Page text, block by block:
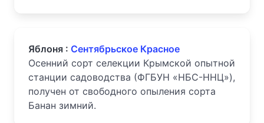
Яблоня : Сентябрьское Красное
Осенний сорт селекции Крымской опытной
станции садоводства (ФГБУН «НБС-ННЦ»),
получен от свободного опыления сорта
Банан зимний.